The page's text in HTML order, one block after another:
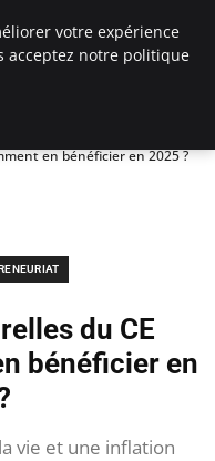
en bénéficier en 2025 ?
du CE
bénéficier en
vie et une inflation
votre expérience
acceptez notre politique